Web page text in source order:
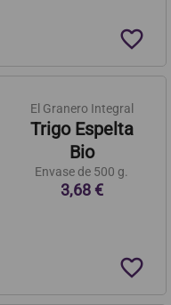
favorite_border
El Granero Integral
Trigo Espelta
Bio
Envase de 500 g.
3,68 €
favorite_border